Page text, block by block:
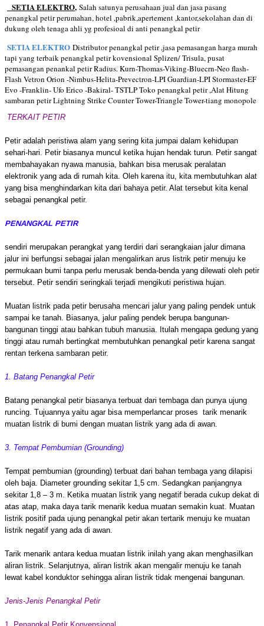
SETIA ELEKTRO, Salah satunya perusahaan jual dan jasa pasang
penangkal petir perumahan, hotel ,pabrik,apertement ,kantor,sekolahan dan di
dukung oleh tenaga ahli yg profesioal di anti penangkal petir
SETIA ELEKTRO Distributor penangkal petir ,jasa pemasangan harga murah
tapi yang terbaik penangkal petir kovensional Splizen/ Trisula, pusat
pemasangan penankal petir Radius. Kurn-Thomas-Viking-Bluecrn-Neo flash-
Flash Vetron Orion -Nimbus-Helita-Prevectron-LPI Guardian-LPI Stormaster-EF
Evo -Franklin- Ufo Erico -Bakiral- TSTLP Toko penangkal petir ,Alat Hitung
sambaran petir Lightning Strike Counter Tower-Triangle Tower-tiang monopole
TERKAIT PETIR
Petir adalah peristiwa alam yang sering kita jumpai dalam kehidupan
sehari-hari. Petir biasanya muncul ketika hujan hendak turun. Petir sangat
membahayakan nyawa manusia, bahkan bisa merusak peralatan
elektronik yang ada di rumah kita. Oleh karena itu, kita membutuhkan alat
yang bisa menghindarkan kita dari bahaya petir. Alat tersebut kita kenal
sebagai penangkal petir.
PENANGKAL PETIR
sendiri merupakan perangkat yang terdiri dari serangkaian jalur dimana
jalur ini berfungsi sebagai jalan mengalirkan arus listrik petir menuju ke
permukaan bumi tanpa perlu merusak benda-benda yang dilewati oleh petir
tersebut. Petir sendiri seringkali terjadi mengikuti peristiwa hujan.
Muatan listrik pada petir berusaha mencari jalur yang paling pendek untuk
sampai ke tanah. Biasanya, jalur paling pendek berupa bangunan-
bangunan tinggi atau bahkan tubuh manusia. Itulah mengapa gedung yang
tinggi atau rumah bertingkat membutuhkan penangkal petir karena sangat
rentan terkena sambaran petir.
1. Batang Penangkal Petir
Batang penangkal petir biasanya terbuat dari tembaga dan punya ujung
runcing. Tujuannya yaitu agar bisa memperlancar proses tarik menarik
muatan listrik di bumi dengan muatan listrik yang ada di awan.
3. Tempat Pembumian (Grounding)
Tempat pembumian (grounding) terbuat dari bahan tembaga yang dilapisi
oleh baja. Diameter grounding sekitar 1,5 cm. Sedangkan panjangnya
sekitar 1,8 – 3 m. Ketika muatan listrik yang negatif berada cukup dekat di
atas atap, maka daya tarik menarik kedua muatan semakin kuat. Muatan
listrik positif pada ujung penangkal petir akan tertarik menuju ke muatan
listrik negatif yang ada di awan.
Tarik menarik antara kedua muatan listrik inilah yang akan menghasilkan
aliran listrik. Selanjutnya, aliran listrik akan mengalir menuju ke tanah
lewat kabel konduktor sehingga aliran listrik tidak mengenai bangunan.
Jenis-Jenis Penangkal Petir